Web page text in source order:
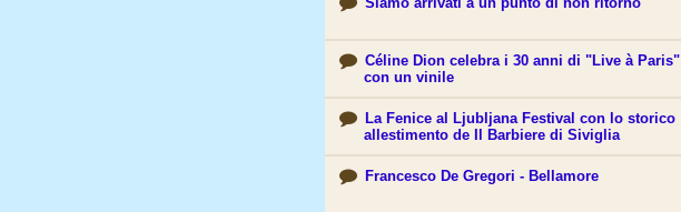
Céline Dion celebra i 30 anni di "Live à Paris"
con un vinile
La Fenice al Ljubljana Festival con lo storico
allestimento de Il Barbiere di Siviglia
Francesco De Gregori - Bellamore